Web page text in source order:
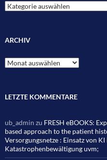
Kategorien
ARCHIV
Archiv
LETZTE KOMMENTARE
ub_admin zu FRESH eBOOKS:
based approach to the patient
Versorgungsnetze : Einsatz von
Katastrophenbewältigung uvm;